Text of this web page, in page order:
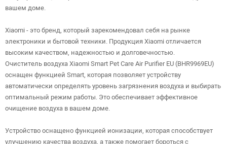
вашем доме.
Xiaomi - это бренд, который зарекомендовал себя на рынке
электроники и бытовой техники. Продукция Xiaomi отличается
высоким качеством, надежностью и долговечностью.
Очиститель воздуха Xiaomi Smart Pet Care Air Purifier EU (BHR9969EU)
оснащен функцией Smart, которая позволяет устройству
автоматически определять уровень загрязнения воздуха и выбирать
оптимальный режим работы. Это обеспечивает эффективное
очищение воздуха в вашем доме.
Устройство оснащено функцией ионизации, которая способствует
улучшению качества воздуха, а также помогает бороться с